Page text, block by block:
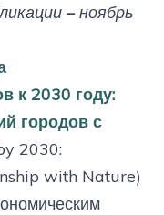
– ноябрь
к 2030 году:
городов с
2030:
with Nature)